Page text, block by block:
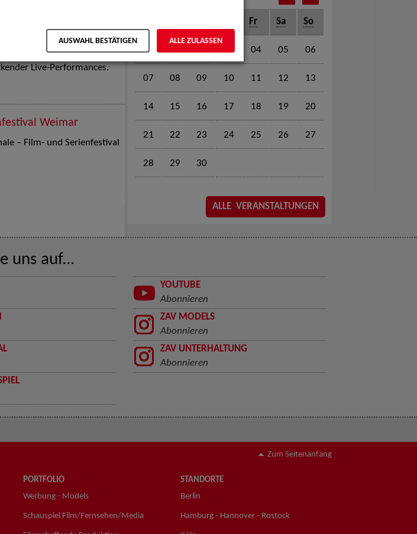
Die Stuttgart Street Art
18 Uhr in eine große Open-
Live-Performances.
Weimar
– Film- und Serienfestival
Fr Sa So
03 04 05 06
07 08 09 10 11 12 13
14 15 16 17 18 19 20
21 22 23 24 25 26 27
28 29 30
ALLE VERANSTALTUNGEN
uns auf...
YOUTUBE
Abonnieren
ZAV MODELS
Abonnieren
ZAV UNTERHALTUNG
Abonnieren
Zum Seitenanfang
PORTFOLIO
Werbung - Models
Schauspiel Film/Fernsehen/Media
STANDORTE
Berlin
Hamburg - Hannover - Rostock
AUSWAHL BESTÄTIGEN ALLE ZULASSEN